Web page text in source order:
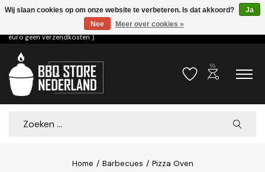
Voor 15.00u besteld dezelfde dag verzonden! ( 6,95 verzendkosten, vanaf 75
euro geen verzendkosten )
Verlanglijst
outdoor_grill
Zoeken
Home / Barbecues / Pizza Oven
Wij slaan cookies op om onze website te verbeteren. Is dat akkoord?
Ja
Nee
Meer over cookies »